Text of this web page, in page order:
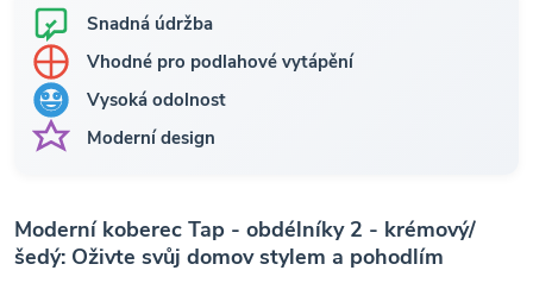
Snadná údržba
Vhodné pro podlahové vytápění
Vysoká odolnost
Moderní design
Moderní koberec Tap - obdélníky 2 - krémový/
šedý: Oživte svůj domov stylem a pohodlím